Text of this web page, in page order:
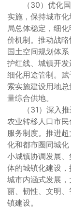
（30）优化国
实施，保持城市
局总体稳定，细
价机制。推动战
国土空间规划体
护红线、城镇开
细化用途管制。
索实施建设用地
量综合供地。
（31）深入推
农业转移人口市
服务制度。推进
化和都市圈同城
小城镇协调发展
体的城镇化建设
城市内涵式发展
丽、韧性、文明
镇建设。